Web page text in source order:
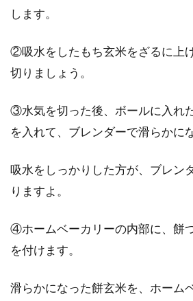
します。
②吸水をしたもち玄米をざるに上
切りましょう。
③水気を切った後、ボールに入れ
を入れて、ブレンダーで滑らかに
吸水をしっかりした方が、ブレン
りますよ。
④ホームベーカリーの内部に、餅
を付けます。
滑らかになった餅玄米を、ホーム